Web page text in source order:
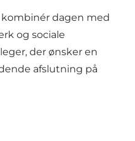
dagen med
og sociale
der ønsker en
afslutning på